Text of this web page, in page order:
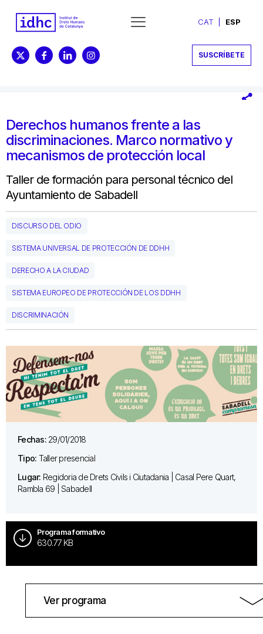
CAT ESP
SUSCRÍBETE
Derechos humanos frente a las
discriminaciones. Marco normativo y
mecanismos de protección local
Taller de formación para personal técnico del
Ayuntamiento de Sabadell
DISCURSO DEL ODIO
SISTEMA UNIVERSAL DE PROTECCIÓN DE DDHH
DERECHO A LA CIUDAD
SISTEMA EUROPEO DE PROTECCIÓN DE LOS DDHH
DISCRIMINACIÓN
Fechas: 29/01/2018
Tipo: Taller presencial
Lugar: Regidoria de Drets Civils i Ciutadania | Casal Pere Quart,
Rambla 69 | Sabadell
Programa formativo
630.77 KB
Ver programa